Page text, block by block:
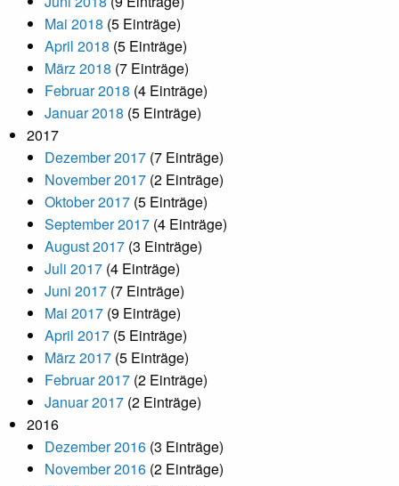
Mai 2018 (5 Einträge)
April 2018 (5 Einträge)
März 2018 (7 Einträge)
Februar 2018 (4 Einträge)
Januar 2018 (5 Einträge)
2017
Dezember 2017 (7 Einträge)
November 2017 (2 Einträge)
Oktober 2017 (5 Einträge)
September 2017 (4 Einträge)
August 2017 (3 Einträge)
Juli 2017 (4 Einträge)
Juni 2017 (7 Einträge)
Mai 2017 (9 Einträge)
April 2017 (5 Einträge)
März 2017 (5 Einträge)
Februar 2017 (2 Einträge)
Januar 2017 (2 Einträge)
2016
Dezember 2016 (3 Einträge)
November 2016 (2 Einträge)